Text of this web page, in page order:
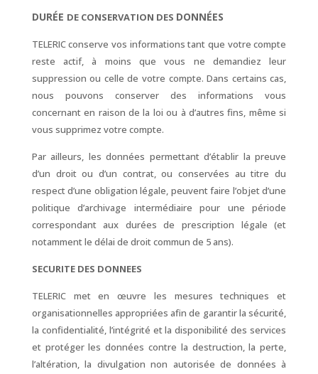
DURÉE DE CONSERVATION DES DONNÉES
TELERIC conserve vos informations tant que votre compte
reste actif, à moins que vous ne demandiez leur
suppression ou celle de votre compte. Dans certains cas,
nous pouvons conserver des informations vous
concernant en raison de la loi ou à d’autres fins, même si
vous supprimez votre compte.
Par ailleurs, les données permettant d’établir la preuve
d’un droit ou d’un contrat, ou conservées au titre du
respect d’une obligation légale, peuvent faire l’objet d’une
politique d’archivage intermédiaire pour une période
correspondant aux durées de prescription légale (et
notamment le délai de droit commun de 5 ans).
SECURITE DES DONNEES
TELERIC met en œuvre les mesures techniques et
organisationnelles appropriées afin de garantir la sécurité,
la confidentialité, l’intégrité et la disponibilité des services
et protéger les données contre la destruction, la perte,
l’altération, la divulgation non autorisée de données à